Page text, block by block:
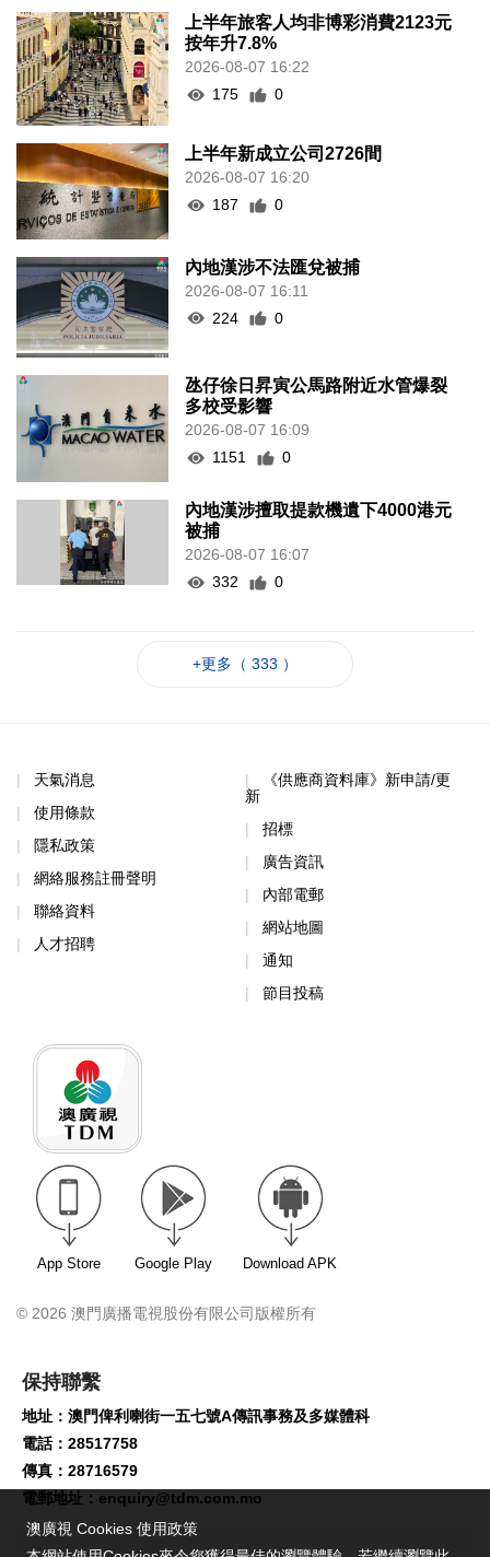
上半年旅客人均非博彩消費2123元
按年升7.8%
2026-08-07 16:22
175
0
上半年新成立公司2726間
2026-08-07 16:20
187
0
內地漢涉不法匯兌被捕
2026-08-07 16:11
224
0
氹仔徐日昇寅公馬路附近水管爆裂
多校受影響
2026-08-07 16:09
1151
0
內地漢涉擅取提款機遺下4000港元
被捕
2026-08-07 16:07
332
0
+更多（ 333 ）
天氣消息
使用條款
隱私政策
網絡服務註冊聲明
聯絡資料
人才招聘
《供應商資料庫》新申請/更
新
招標
廣告資訊
內部電郵
網站地圖
通知
節目投稿
App Store Google Play Download APK
© 2026 澳門廣播電視股份有限公司版權所有
保持聯繫
地址：澳門俾利喇街一五七號A傳訊事務及多媒體科
電話：28517758
傳真：28716579
電郵地址： enquiry@tdm.com.mo
澳廣視 Cookies 使用政策